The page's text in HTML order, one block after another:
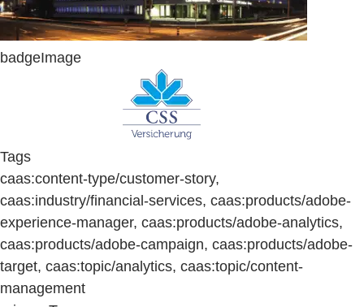
badgeImage
Tags
caas:content-type/customer-story,
caas:industry/financial-services, caas:products/adobe-
experience-manager, caas:products/adobe-analytics,
caas:products/adobe-campaign, caas:products/adobe-
target, caas:topic/analytics, caas:topic/content-
management